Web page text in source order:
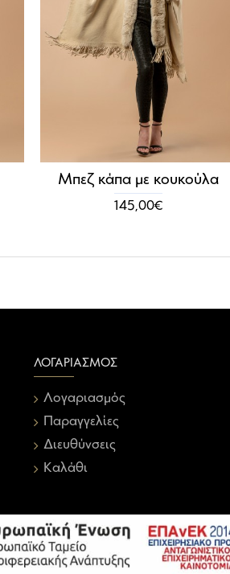
Μπεζ κάπα με κουκούλα
145,00€
ΛΟΓΑΡΙΑΣΜΌΣ
Λογαριασμός
Παραγγελίες
Διευθύνσεις
Καλάθι